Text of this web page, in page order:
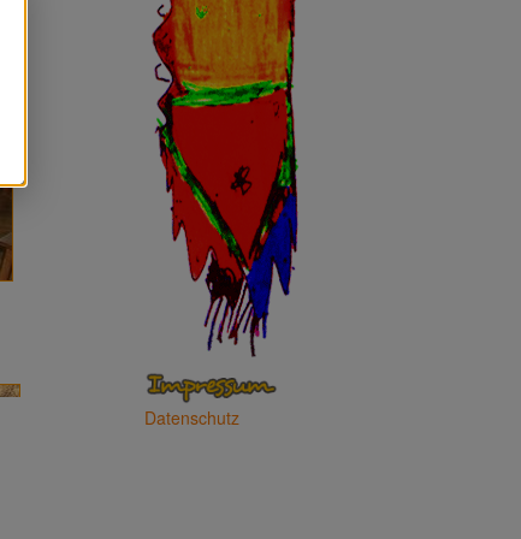
Datenschutz